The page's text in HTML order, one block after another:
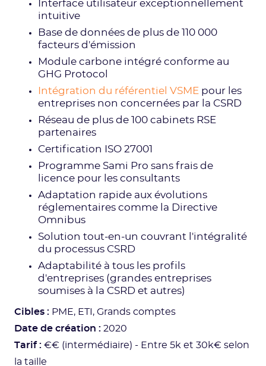
Interface utilisateur exceptionnellement
intuitive
Base de données de plus de 110 000
facteurs d'émission
Module carbone intégré conforme au
GHG Protocol
Intégration du référentiel VSME pour les
entreprises non concernées par la CSRD
Réseau de plus de 100 cabinets RSE
partenaires
Certification ISO 27001
Programme Sami Pro sans frais de
licence pour les consultants
Adaptation rapide aux évolutions
réglementaires comme la Directive
Omnibus
Solution tout-en-un couvrant l'intégralité
du processus CSRD
Adaptabilité à tous les profils
d'entreprises (grandes entreprises
soumises à la CSRD et autres)
Cibles : PME, ETI, Grands comptes
Date de création : 2020
Tarif : €€ (intermédiaire) - Entre 5k et 30k€ selon
la taille